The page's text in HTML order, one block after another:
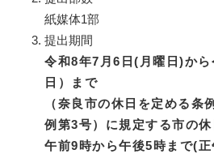
紙媒体1部
提出期間
令和8年7月6日(月曜日)か
日）まで
（奈良市の休日を定める条
例第3号）に規定する市の休
午前9時から午後5時まで(